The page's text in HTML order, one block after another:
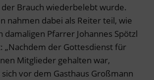
Brauch wiederbelebt wurde.
nahmen dabei als Reiter teil, wie
damaligen Pfarrer Johannes Spötzl
„Nachdem der Gottesdienst für
Mitglieder gehalten war,
vor dem Gasthaus Großmann